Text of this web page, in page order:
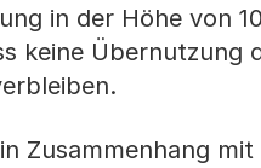
in der Höhe von
keine
Zusammenhang